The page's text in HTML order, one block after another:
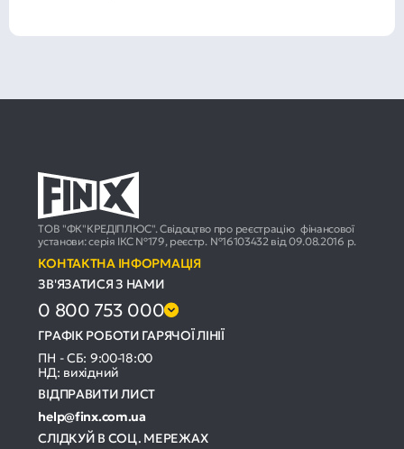
ТОВ "ФК"КРЕДІПЛЮС". Свідоцтво про реєстрацію фінансової
установи: серія ІКС №179, реєстр. №16103432 від 09.08.2016 р.
КОНТАКТНА ІНФОРМАЦІЯ
ЗВ'ЯЗАТИСЯ З НАМИ
0 800 753 000
ГРАФІК РОБОТИ ГАРЯЧОЇ ЛІНІЇ
ПН - СБ: 9:00-18:00
НД: вихідний
ВІДПРАВИТИ ЛИСТ
help@finx.com.ua
СЛІДКУЙ В СОЦ. МЕРЕЖАХ